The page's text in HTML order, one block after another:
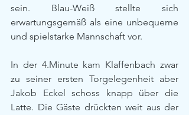
sein. Blau-Weiß stellte sich
erwartungsgemäß als eine unbequeme
und spielstarke Mannschaft vor.
In der 4.Minute kam Klaffenbach zwar
zu seiner ersten Torgelegenheit aber
Jakob Eckel schoss knapp über die
Latte. Die Gäste drückten weit aus der